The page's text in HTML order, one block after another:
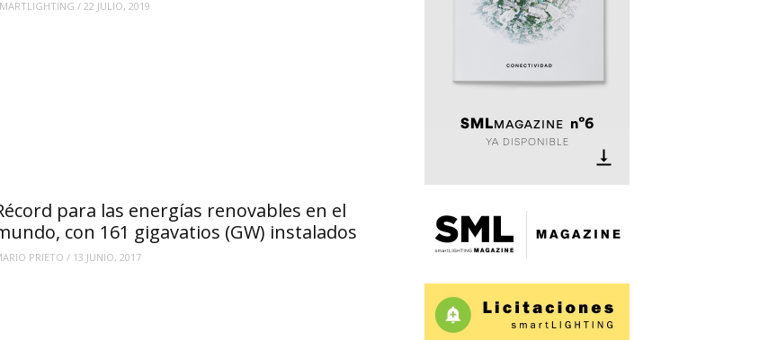
/ 22 JULIO, 2019
para las energías renovables en el
con 161 gigavatios (GW) instalados
PRIETO / 13 JUNIO, 2017